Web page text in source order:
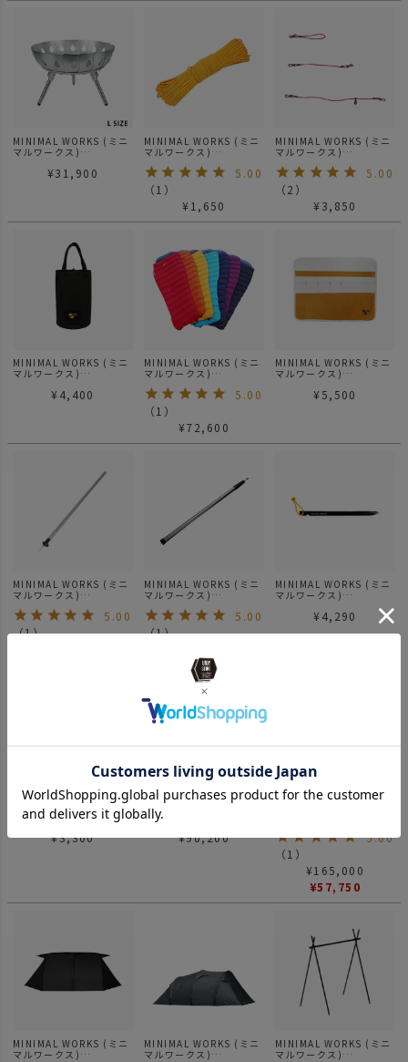
MINIMAL WORKS (ミニ
マルワークス)
火台 Lサイズ
¥31,900
MINIMAL WORKS (ミニ
マルワークス)
CORD SLING 20m コー
ドスリング
5.00
（1 ）
¥ 1,650
MINIMAL WORKS (ミニ
マルワークス)
5.00
（2 ）
¥ 3,850
MINIMAL WORKS (ミニ
マルワークス)
¥ 4,400
MINIMAL WORKS (ミニ
マルワークス)
ュラフ 寝袋
5.00
（1 ）
¥72,600
MINIMAL WORKS (ミニ
マルワークス)
TOOL CASE / ファニチ
¥ 5,500
MINIMAL WORKS (ミニ
マルワークス)
/ ポール
5.00
（1）
MINIMAL WORKS (ミニ
マルワークス)
/ ポール
5.00
（1）
MINIMAL WORKS (ミニ
マルワークス)
NON TWIST PEGS 8ea
¥ 4,290
MINIMAL WORKS (ミニ
マルワークス)
ペグ
¥3,300
MINIMAL WORKS (ミニ
マルワークス)
¥90,200
5.00
（1 ）
¥165,000
¥57,750
MINIMAL WORKS (ミニ
マルワークス)
MINIMAL WORKS (ミニ
マルワークス)
MINIMAL WORKS (ミニ
マルワークス)